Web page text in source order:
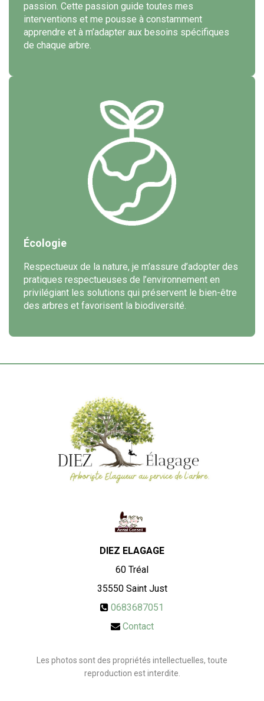
passion. Cette passion guide toutes mes
interventions et me pousse à constamment
apprendre et à m’adapter aux besoins spécifiques
de chaque arbre.
Écologie
Respectueux de la nature, je m’assure d’adopter des
pratiques respectueuses de l’environnement en
privilégiant les solutions qui préservent le bien-être
des arbres et favorisent la biodiversité.
DIEZ ELAGAGE
60 Tréal
35550 Saint Just
0683687051
Contact
Les photos sont des propriétés intellectuelles, toute
reproduction est interdite.